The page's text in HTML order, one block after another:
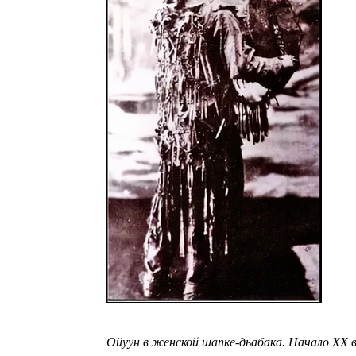
Ойуун в женской шапке-дьабака. Начало ХХ